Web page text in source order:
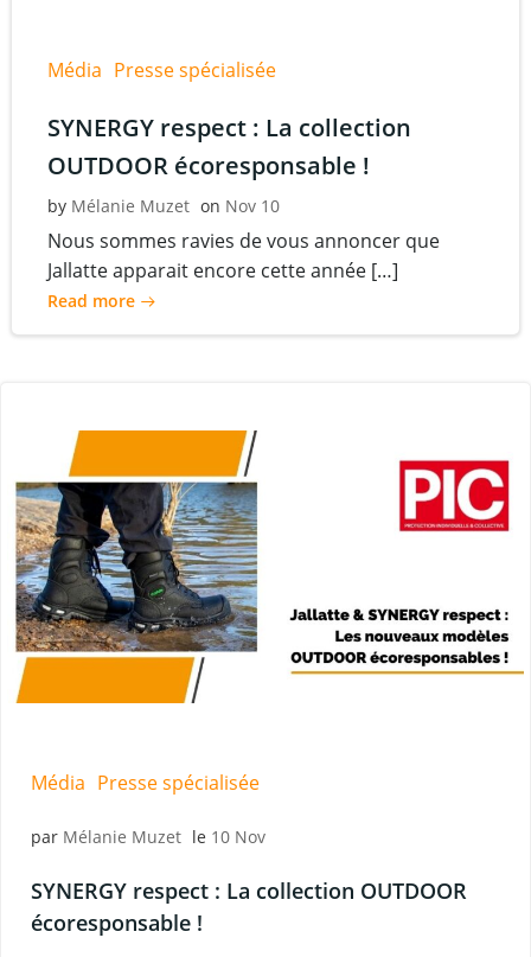
Média Presse spécialisée
SYNERGY respect : La collection
OUTDOOR écoresponsable !
by Mélanie Muzet on Nov 10
Nous sommes ravies de vous annoncer que
Jallatte apparait encore cette année […]
Read more
Média Presse spécialisée
par Mélanie Muzet le 10 Nov
SYNERGY respect : La collection OUTDOOR
écoresponsable !